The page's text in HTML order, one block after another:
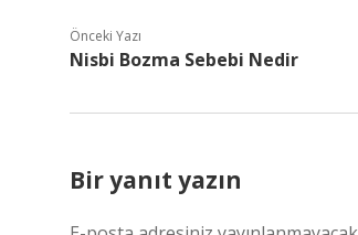
Önceki Yazı
Nisbi Bozma Sebebi Nedir
Bir yanıt yazın